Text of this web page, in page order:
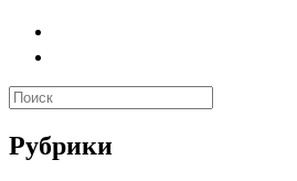
Рубрики